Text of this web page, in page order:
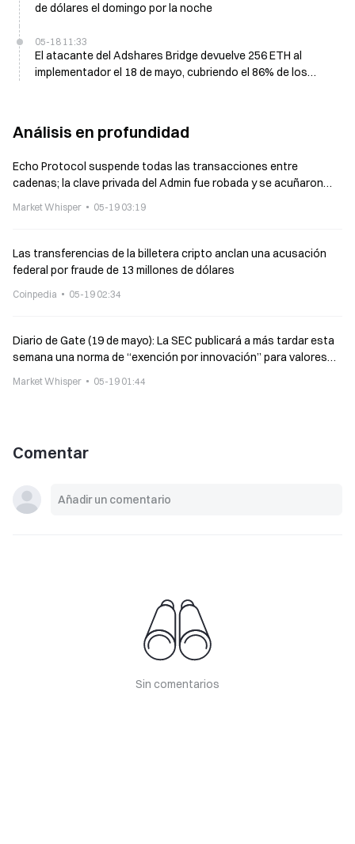
de dólares el domingo por la noche
05-18 11:33
El atacante del Adshares Bridge devuelve 256 ETH al
implementador el 18 de mayo, cubriendo el 86% de los
Análisis en profundidad
Echo Protocol suspende todas las transacciones entre
cadenas; la clave privada del Admin fue robada y se acuñaron
Market Whisper 05-19 03:19
Las transferencias de la billetera cripto anclan una acusación
federal por fraude de 13 millones de dólares
Coinpedia 05-19 02:34
Diario de Gate (19 de mayo): La SEC publicará a más tardar esta
semana una norma de “exención por innovación” para valores
Market Whisper 05-19 01:44
Comentar
Sin comentarios